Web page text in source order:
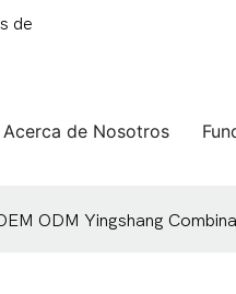
de
Acerca de Nosotros
ODM Yingshang